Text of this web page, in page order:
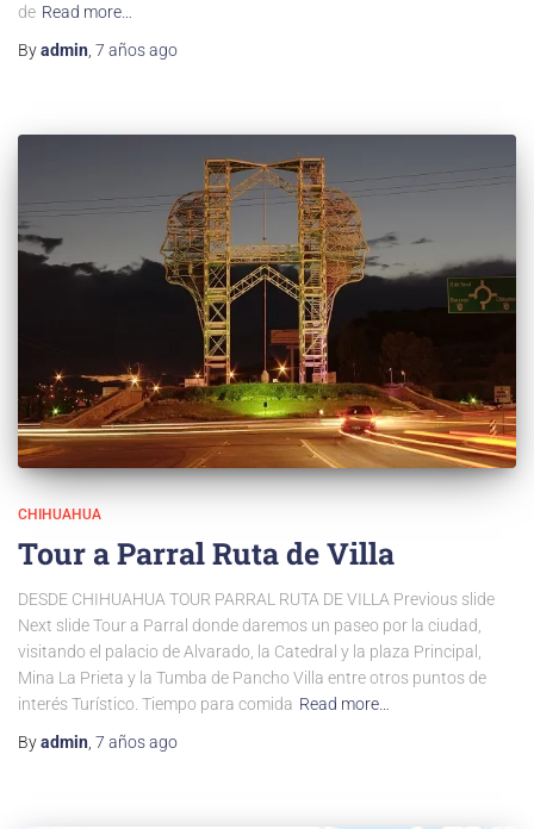
de Read more…
Byadmin 7 añosago
CHIHUAHUA
Tour a Parral Ruta de Villa
DESDE CHIHUAHUA TOUR PARRAL RUTA DE VILLA Previous slide
Next slide Tour a Parral donde daremos un paseo por la ciudad,
visitando el palacio de Alvarado, la Catedral y la plaza Principal,
Mina La Prieta y la Tumba de Pancho Villa entre otros puntos de
interés Turístico. Tiempo para comida Read more…
Byadmin 7 añosago